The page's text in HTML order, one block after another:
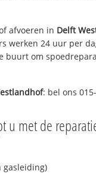
afvoeren in Delft
werken 24 uur per
buurt om
: bel ons
u met de
gasleiding)